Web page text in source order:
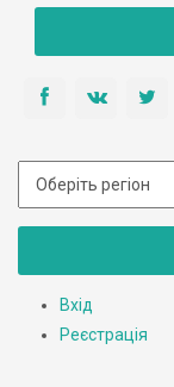
Вхід
Реєстрація